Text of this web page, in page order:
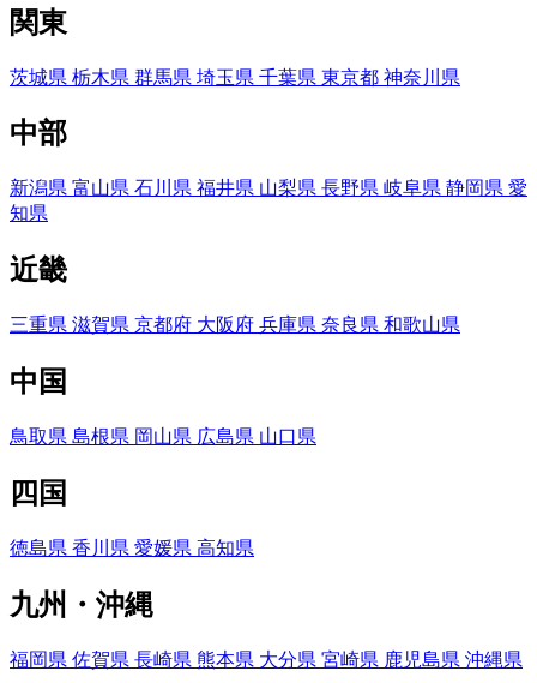
関東
茨城県 栃木県 群馬県 埼玉県 千葉県 東京都 神奈川県
中部
新潟県 富山県 石川県 福井県 山梨県 長野県 岐阜県 静岡県 愛
知県
近畿
三重県 滋賀県 京都府 大阪府 兵庫県 奈良県 和歌山県
中国
鳥取県 島根県 岡山県 広島県 山口県
四国
徳島県 香川県 愛媛県 高知県
九州・沖縄
福岡県 佐賀県 長崎県 熊本県 大分県 宮崎県 鹿児島県 沖縄県